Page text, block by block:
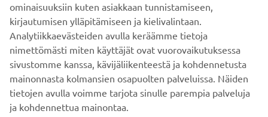
Aja aina turvallisesti ja noudata paikallisia
nopeusrajoituksia ja lakeja.
ominaisuuksiin kuten asiakkaan tunnistamiseen,
kirjautumisen ylläpitämiseen ja kielivalintaan.
Analytiikkaevästeiden avulla keräämme tietoja
nimettömästi miten käyttäjät ovat vuorovaikutuksessa
sivustomme kanssa, kävijäliikenteestä ja kohdennetusta
mainonnasta kolmansien osapuolten palveluissa. Näiden
tietojen avulla voimme tarjota sinulle parempia palveluja
ja kohdennettua mainontaa.